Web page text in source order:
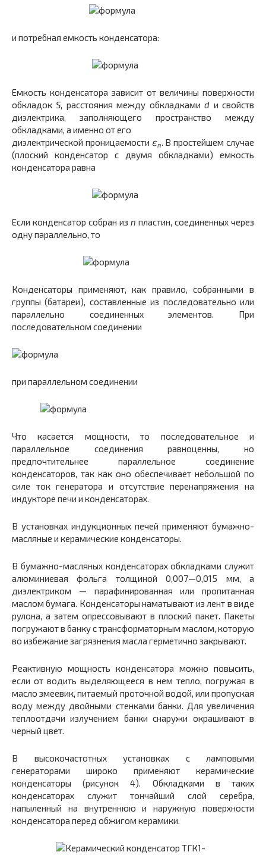
и потребная емкость конденсатора:
Емкость конденсатора зависит от величины поверхности
обкладок S, расстояния между обкладкамиd и свойств
диэлектрика, заполняющего пространство между
обкладками, а именно от его
диэлектрической проницаемости εn. В простейшем случае
(плоский конденсатор с двумя обкладками) емкость
конденсатора равна
Если конденсатор собран из n пластин, соединенных через
одну параллельно, то
Конденсаторы применяют, как правило, собранными в
группы (батареи), составленные из последовательно или
параллельно соединенных элементов. При
последовательном соединении
при параллельном соединении
Что касается мощности, то последовательное и
параллельное соединения равноценны, но
предпочтительнее параллельное соединение
конденсаторов, так как оно обеспечивает небольшой по
силе ток генератора и отсутствие перенапряжения на
индукторе печи и конденсаторах.
В установках индукционных печей применяют бумажно-
масляные и керамические конденсаторы.
В бумажно-масляных конденсаторах обкладками служит
алюминиевая фольга толщиной 0,007—0,015 мм, а
диэлектриком — парафинированная или пропитанная
маслом бумага. Конденсаторы наматывают из лент в виде
рулона, а затем опрессовывают в плоский пакет. Пакеты
погружают в банку с трансформаторным маслом, которую
во избежание загрязнения масла герметично закрывают.
Реактивную мощность конденсатора можно повысить,
если от водить выделяющееся в нем тепло, погружая в
масло змеевик, питаемый проточной водой, или пропуская
воду между двойными стенками банки. Для увеличения
теплоотдачи излучением банки снаружи окрашивают в
черный цвет.
В высокочастотных установках с ламповыми
генераторами широко применяют керамические
конденсаторы (рисунок 4). Обкладками в таких
конденсаторах служит тончайший слой серебра,
напыленный на внутреннюю и наружную поверхности
конденсатора перед обжигом керамики.